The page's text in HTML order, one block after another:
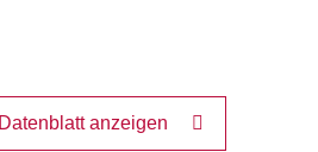
anzeigen